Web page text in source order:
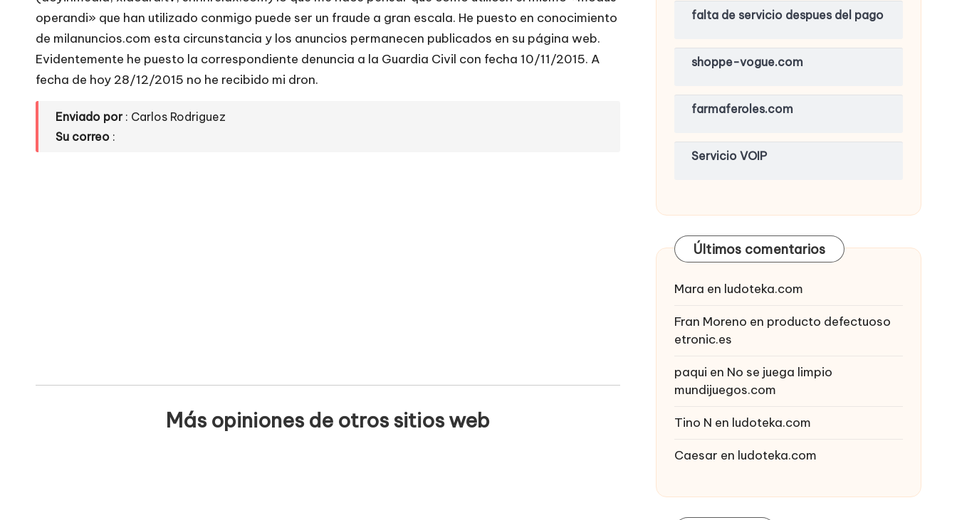
s
w
e
s
operandi» que han utilizado conmigo puede ser un fraude a gran escala. He puesto en conocimiento
de milanuncios.com esta circunstancia y los anuncios permanecen publicados en su página web.
Evidentemente he puesto la correspondiente denuncia a la Guardia Civil con fecha 10/11/2015. A
fecha de hoy 28/12/2015 no he recibido mi dron.
Enviado por: Carlos Rodriguez
Su correo :
Más opiniones de otros sitios web
falta de servicio despues del pago
shoppe-vogue.com
farmaferoles.com
Servicio VOIP
Últimos comentarios
Mara en ludoteka.com
Fran Moreno en producto defectuoso
etronic.es
paqui en No se juega limpio
mundijuegos.com
Tino N en ludoteka.com
Caesar en ludoteka.com